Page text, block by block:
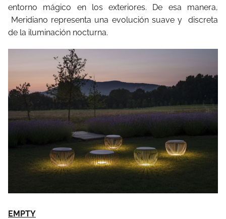
entorno mágico en los exteriores. De esa manera,
Meridiano representa una evolución suave y
discreta
de la iluminación nocturna.
EMPTY